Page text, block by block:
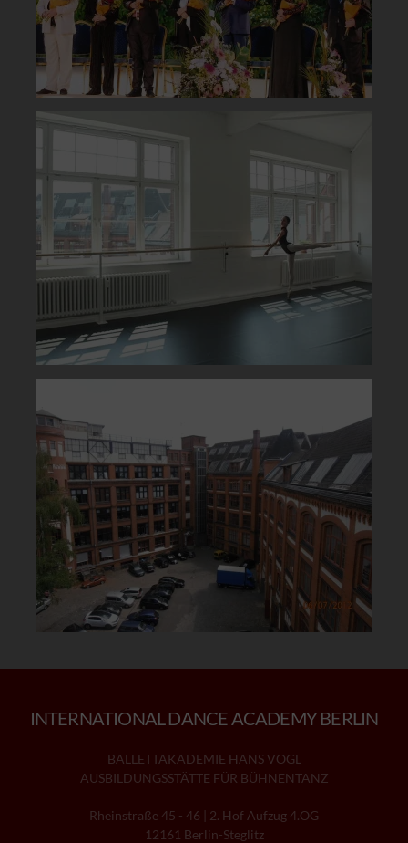
INTERNATIONAL DANCE ACADEMY BERLIN
BALLETTAKADEMIE HANS VOGL
AUSBILDUNGSSTÄTTE FÜR BÜHNENTANZ
Rheinstraße 45 - 46 | 2. Hof Aufzug 4.OG
12161 Berlin-Steglitz